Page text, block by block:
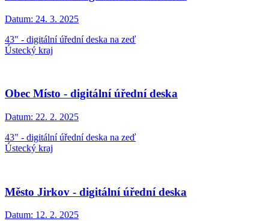
Datum: 24. 3. 2025
43" - digitální úřední deska na zeď
Ústecký kraj
Obec Místo - digitální úřední deska
Datum: 22. 2. 2025
43" - digitální úřední deska na zeď
Ústecký kraj
Město Jirkov - digitální úřední deska
Datum: 12. 2. 2025